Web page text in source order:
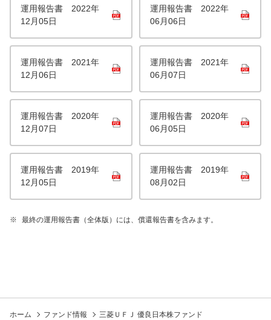
運用報告書 2022年
12月05日
運用報告書 2022年
06月06日
運用報告書 2021年
12月06日
運用報告書 2021年
06月07日
運用報告書 2020年
12月07日
運用報告書 2020年
06月05日
運用報告書 2019年
12月05日
運用報告書 2019年
08月02日
※ 最終の運用報告書（全体版）には、償還報告書を含みます。
ホーム ファンド情報 三菱ＵＦＪ 優良日本株ファンド